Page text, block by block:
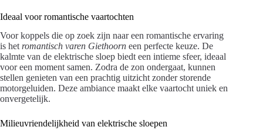
Ideaal voor romantische vaartochten
Voor koppels die op zoek zijn naar een romantische ervaring
is het romantisch varen Giethoorn een perfecte keuze. De
kalmte van de elektrische sloep biedt een intieme sfeer, ideaal
voor een moment samen. Zodra de zon ondergaat, kunnen
stellen genieten van een prachtig uitzicht zonder storende
motorgeluiden. Deze ambiance maakt elke vaartocht uniek en
onvergetelijk.
Milieuvriendelijkheid van elektrische sloepen